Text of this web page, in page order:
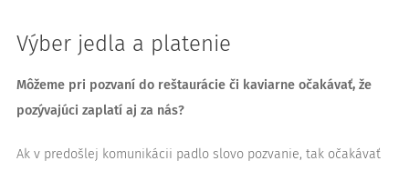
Výber jedla a platenie
Môžeme pri pozvaní do reštaurácie či kaviarne očakávať, že
pozývajúci zaplatí aj za nás?
Ak v predošlej komunikácii padlo slovo pozvanie, tak očakávať